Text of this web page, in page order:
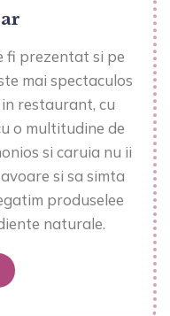
fi prezentat si pe
mai spectaculos
restaurant, cu
o multitudine de
si caruia nu ii
si sa simta
produselee
naturale.